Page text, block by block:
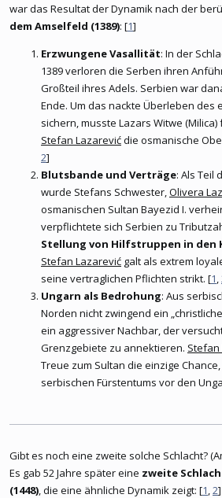
war das Resultat der Dynamik nach der
dem Amselfeld (1389): [1]
Erzwungene Vasallität: In der
1389 verloren die Serben ihren
Großteil ihres Adels. Serbien war
Ende. Um das nackte Überleben des
sichern, musste Lazars Witwe
Stefan Lazarevićdie osmanische
2]
Blutsbande und Verträge: Als Teil
wurde Stefans Schwester,Olivera
osmanischen Sultan Bayezid I.
verpflichtete sich Serbien zu
Stellung von Hilfstruppen in den
Stefan Lazarević galt als extrem
seine vertraglichen Pflichten strikt. [1,
Ungarn als Bedrohung: Aus
Norden nicht zwingend ein
ein aggressiver Nachbar, der
Grenzgebiete zu annektieren. Stefan
Treue zum Sultan die einzige
serbischen Fürstentums vor den
Gibt es noch eine zweite solche Schlacht?
Es gab 52 Jahre später eine zweite
(1448), die eine ähnliche Dynamik zeigt: [1,2]